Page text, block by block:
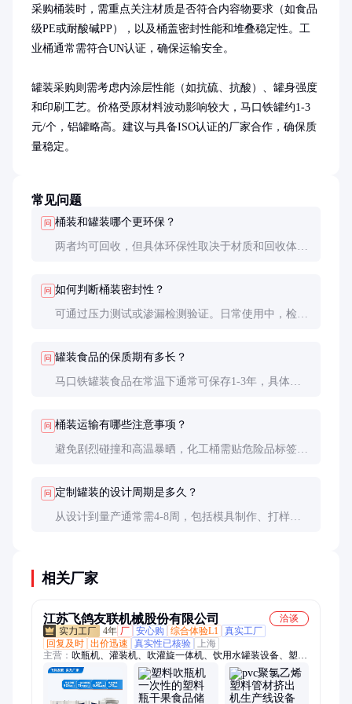
采购桶装时，需重点关注材质是否符合内容物要求（如食品
级PE或耐酸碱PP），以及桶盖密封性能和堆叠稳定性。工
业桶通常需符合UN认证，确保运输安全。
罐装采购则需考虑内涂层性能（如抗硫、抗酸）、罐身强度
和印刷工艺。价格受原材料波动影响较大，马口铁罐约1-3
元/个，铝罐略高。建议与具备ISO认证的厂家合作，确保质
量稳定。
常见问题
问 桶装和罐装哪个更环保？
两者均可回收，但具体环保性取决于材质和回收体
周期评估。
问 如何判断桶装密封性？
可通过压力测试或渗漏检测验证。日常使用中，检查
问 罐装食品的保质期有多长？
马口铁罐装食品在常温下通常可保存1-3年，具体取
问 桶装运输有哪些注意事项？
避免剧烈碰撞和高温暴晒，化工桶需贴危险品标签。
问 定制罐装的设计周期是多久？
从设计到量产通常需4-8周，包括模具制作、打样和
相关厂家
江苏飞鸽友联机械股份有限公司
洽谈
4年 厂 安心购 综合体验L1 真实工厂
回复及时 出价迅速 真实性已核验
上海
主营： 吹瓶机、灌装机、吹灌旋一体机、饮用水罐装设备、塑料
挤出机、塑料管材生产线、塑料型材生产线